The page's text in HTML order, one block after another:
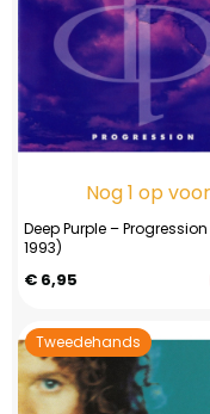
Nog 1 op
Deep Purple – Progression
1993)
€ 6,95
Tweedehands